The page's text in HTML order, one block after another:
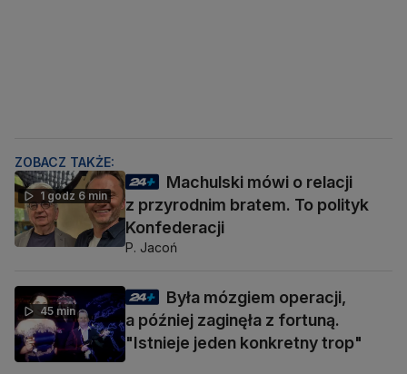
ZOBACZ TAKŻE:
1 godz 6 min
Machulski mówi o relacji
z przyrodnim bratem. To polityk
Konfederacji
P. Jacoń
45 min
Była mózgiem operacji,
a później zaginęła z fortuną.
"Istnieje jeden konkretny trop"